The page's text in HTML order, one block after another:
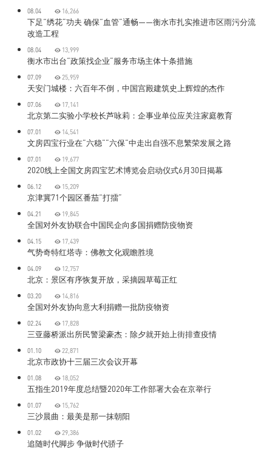
08.04 16,266
下足“绣花”功夫 确保“血管”通畅——衡水市扎实推进市区雨污分流
改造工程
08.04 13,999
衡水市出台“政策找企业”服务市场主体十条措施
07.09 25,959
天安门城楼：六百年不倒，中国宫殿建筑史上辉煌的杰作
07.06 17,141
北京第二实验小学校长芦咏莉：企事业单位应关注家庭教育
07.01 14,541
文房四宝行业在”六稳””六保”中走出自强不息繁荣发展之路​
07.01 19,677
2020线上全国文房四宝艺术博览会启动仪式6月30日揭幕
06.12 15,209
京津冀71个园区番茄“打擂”
04.21 19,845
全国对外友协联合中国民企向多国捐赠防疫物资
04.15 17,439
气势奇特红塔寺：佛教文化观瞻胜境
04.09 12,757
北京：景区有序恢复开放，采摘园草莓正红
03.20 14,816
全国对外友协向意大利捐赠一批防疫物资
02.24 17,828
三亚藤桥派出所民警梁豪杰：除夕就开始上街排查疫情
01.10 22,871
北京市政协十三届三次会议开幕
01.08 18,052
五指生2019年度总结暨2020年工作部署大会在京举行
01.07 15,762
三沙晨曲：最美是那一抹朝阳
01.02 29,386
追随时代脚步 争做时代骄子